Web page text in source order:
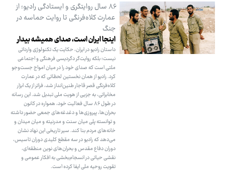
۸۶ سال روایتگری و ایستادگی رادیو؛ از
عمارت کلاه‌فرنگی تا روایت حماسه در
جنگ
اینجا ایران است، صدای همیشه بیدار
داستان رادیو در ایران، حکایت یک تکنولوژی وارداتی
نیست؛ بلکه روایت‌گر دگردیسی فرهنگی و اجتماعی
ملتی است که صدای خود را در میان امواج جست‌وجو
کرد. رادیو از همان نخستین لحظاتی که در عمارت
کلاه‌فرنگی قصر قاجار طنین‌انداز شد، فراتر از یک ابزار
مخابراتی، به جزیی از هویت ملی تبدیل شد. این رسانه
در طول ۸۶ سال فعالیت خود، همواره در کانون
بحران‌ها، پیروزی‌ها و دغدغه‌های جمعی حضور داشته
و توانسته پلی میان سنت و مدرنیته و میان میدان و
خانه‌های مردم بنا کند. سیر تاریخی این نهاد نشان
می‌دهد که رادیو در سه مقطع کلیدی دوران تاسیس،
دوران دفاع مقدس و بحران‌های نوین منطقه‌ای،
نقشی حیاتی در انسجام‌بخشی به افکار عمومی و
تقویت روحیه ملی ایفا کرده است.